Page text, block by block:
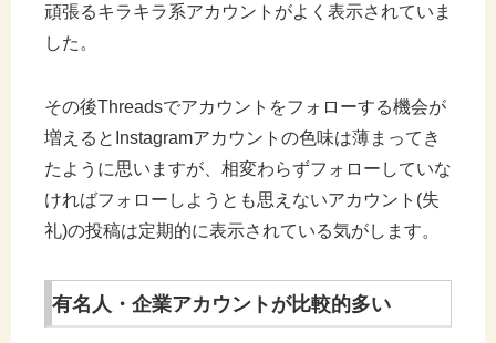
頑張るキラキラ系アカウントがよく表示されていま
した。
その後Threadsでアカウントをフォローする機会が
増えるとInstagramアカウントの色味は薄まってき
たように思いますが、相変わらずフォローしていな
ければフォローしようとも思えないアカウント(失
礼)の投稿は定期的に表示されている気がします。
有名人・企業アカウントが比較的多い